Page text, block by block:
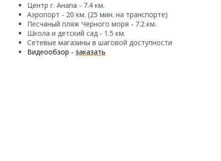
Центр г. Анапа - 7.4 км.
Аэропорт - 20 км. (25 мин. на транспорте)
Песчаный пляж Черного моря - 7.2 км.
Школа и детский сад - 1.5 км.
Сетевые магазины в шаговой доступности
Видеообзор - заказать